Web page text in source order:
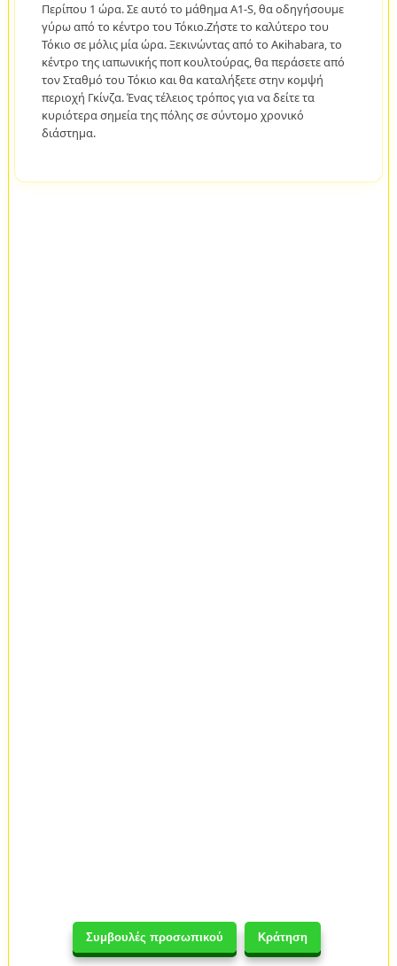
Συμβουλές προσωπικού Κράτηση
Περίπου 1 ώρα. Σε αυτό το μάθημα A1-S, θα οδηγήσουμε
γύρω από το κέντρο του Τόκιο.Ζήστε το καλύτερο του
Τόκιο σε μόλις μία ώρα. Ξεκινώντας από το Ακihabara, το
κέντρο της ιαπωνικής ποπ κουλτούρας, θα περάσετε από
τον Σταθμό του Τόκιο και θα καταλήξετε στην κομψή
περιοχή Γκίνζα. Ένας τέλειος τρόπος για να δείτε τα
κυριότερα σημεία της πόλης σε σύντομο χρονικό
διάστημα.